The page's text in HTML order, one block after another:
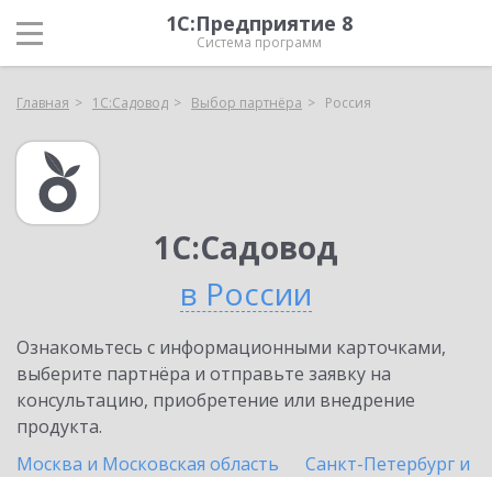
1С:Предприятие 8
Система программ
Главная 1С:Садовод Выбор партнёра Россия
1С:Садовод
в России
Ознакомьтесь с информационными карточками,
выберите партнёра и отправьте заявку на
консультацию, приобретение или внедрение
продукта.
Москва и Московская область
Санкт-Петербург и